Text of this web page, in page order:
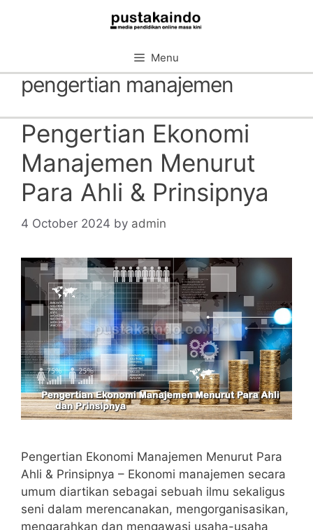
Menu
pengertian manajemen
Pengertian Ekonomi
Manajemen Menurut
Para Ahli & Prinsipnya
4 October 2024 by admin
Pengertian Ekonomi Manajemen Menurut Para
Ahli & Prinsipnya – Ekonomi manajemen secara
umum diartikan sebagai sebuah ilmu sekaligus
seni dalam merencanakan, mengorganisasikan,
mengarahkan dan mengawasi usaha-usaha